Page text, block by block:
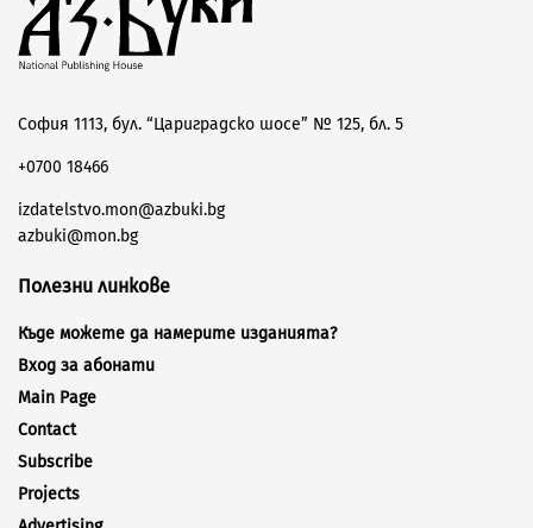
София 1113, бул. “Цариградско шосе” № 125, бл. 5
+0700 18466
izdatelstvo.mon@azbuki.bg
azbuki@mon.bg
Полезни линкове
Къде можете да намерите изданията?
Вход за абонати
Main Page
Contact
Subscribe
Projects